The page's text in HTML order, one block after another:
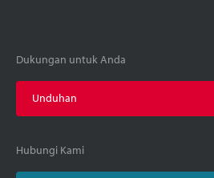
Dukungan untuk Anda
Unduhan
Hubungi Kami